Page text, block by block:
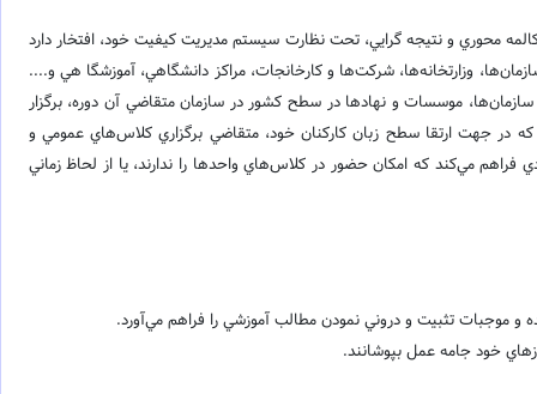
محوري و نتيجه گرايي، تحت نظارت سيستم مديريت کيفيت خود، افتخار دارد
وزارتخانه‌ها، شرکت‌ها و کارخانجات، مراکز دانشگاهي، آموزشگا هي و....
موسسات و نهاد‌ها در سطح کشور در سازمان متقاضي آن دوره، برگزار
در جهت ارتقا سطح زبان کارکنان خود، متقاضي برگزاري کلاس‌هاي عمومي و
مي‌کند که امکان حضور در کلاس‌هاي واحد‌ها را ندارند، يا از لحاظ زماني
تثبيت و دروني نمودن مطالب آموزشي را فراهم مي‌آورد.
خود جامه عمل بپوشانند.